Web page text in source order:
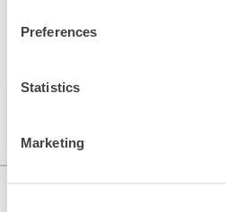
Preferences
Statistics
Marketing
此产品通常不在您所在的区